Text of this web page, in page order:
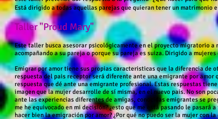
Está dirigido a todas aquellas parejas que quieran tener un matrimonio
Taller "Proud Mary"
Este taller busca asesorar psicológicamente en el proyecto migratorio a
acompañando a su pareja o porque su pareja es suiza. Dirigido a
Emigrar por amor tiene sus propias caracteristicas que la diferencia de
respuesta del pais receptor será diferente ante una emigrante por amor
respuesta que dé ante una emigrante profesional. Estas respuestas
imagen que la mujer desarrolle de sí misma, en el nuevo pais. No son
ante las experiencias diferentes de amigas, conocidas emigrantes se
me he equivocado en mi decisión? ¿esto que me está pasando le pasará
hacer bien la emigración por amor? ¿Por qué no puedo ser la mujer con